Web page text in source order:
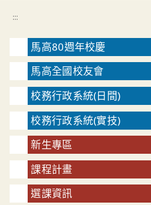
:::
馬高80週年校慶
馬高全國校友會
校務行政系統(日間)
校務行政系統(實技)
新生專區
課程計畫
選課資訊